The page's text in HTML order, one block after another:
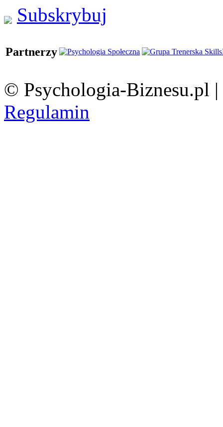
Subskrybuj
Partnerzy
© Psychologia-Biznesu.pl |
Regulamin